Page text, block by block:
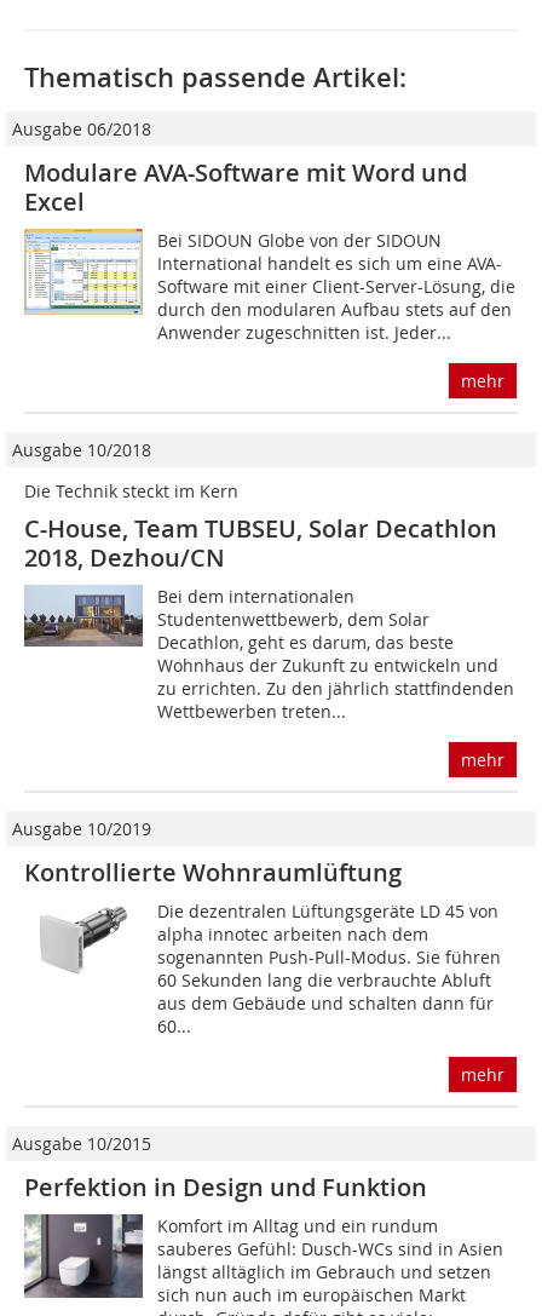
Thematisch passende Artikel:
Ausgabe 06/2018
Modulare AVA-Software mit Word und
Excel
Bei SIDOUN Globe von der SIDOUN
International handelt es sich um eine AVA-
Software mit einer Client-Server-Lösung, die
durch den modularen Aufbau stets auf den
Anwender zugeschnitten ist. Jeder...
mehr
Ausgabe 10/2018
Die Technik steckt im Kern
C-House, Team TUBSEU, Solar Decathlon
2018, Dezhou/CN
Bei dem internationalen
Studentenwettbewerb, dem Solar
Decathlon, geht es darum, das beste
Wohnhaus der Zukunft zu entwickeln und
zu errichten. Zu den jährlich stattfindenden
Wettbewerben treten...
mehr
Ausgabe 10/2019
Kontrollierte Wohnraumlüftung
Die dezentralen Lüftungsgeräte LD 45 von
alpha innotec arbeiten nach dem
sogenannten Push-Pull-Modus. Sie führen
60 Sekunden lang die verbrauchte Abluft
aus dem Gebäude und schalten dann für
60...
mehr
Ausgabe 10/2015
Perfektion in Design und Funktion
Komfort im Alltag und ein rundum
sauberes Gefühl: Dusch-WCs sind in Asien
längst alltäglich im Gebrauch und setzen
sich nun auch im europäischen Markt